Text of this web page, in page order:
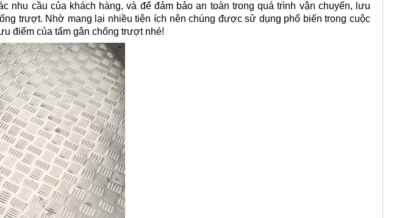
nhu cầu của khách hàng, và để đảm bảo an toàn trong quá trình vận chuyển, lưu
trượt. Nhờ mang lại nhiều tiện ích nên chúng được sử dụng phổ biến trong cuộc
điểm của tấm gân chống trượt nhé!